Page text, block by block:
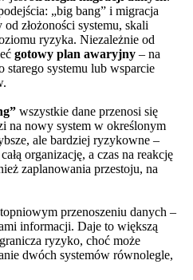
„big bang” i migracja
złożoności systemu, skali
ryzyka. Niezależnie od
gotowy plan awaryjny – na
systemu lub wsparcie
wszystkie dane przenosi się
na nowy system w określonym
ale bardziej ryzykowne –
organizację, a czas na reakcję
zaplanowania przestoju, na
przenoszeniu danych –
informacji. Daje to większą
ryzyko, choć może
dwóch systemów równolegle,